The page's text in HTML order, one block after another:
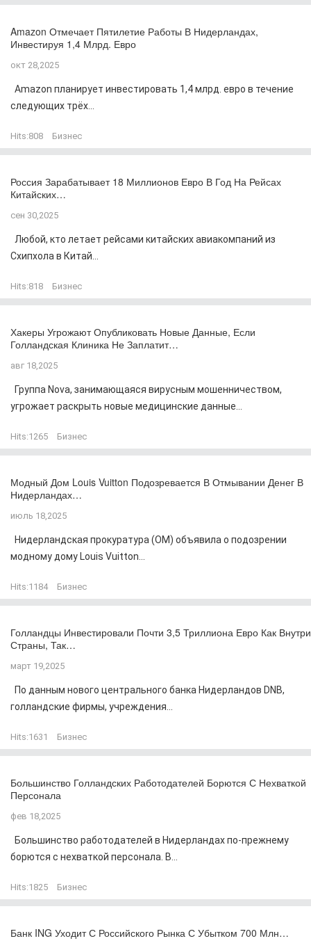
Amazon Отмечает Пятилетие Работы В Нидерландах,
Инвестируя 1,4 Млрд. Евро
окт 28,2025
Amazon планирует инвестировать 1,4 млрд. евро в течение
следующих трёх...
Hits:808 Бизнес
Россия Зарабатывает 18 Миллионов Евро В Год На Рейсах
Китайских…
сен 30,2025
Любой, кто летает рейсами китайских авиакомпаний из
Схипхола в Китай...
Hits:818 Бизнес
Хакеры Угрожают Опубликовать Новые Данные, Если
Голландская Клиника Не Заплатит…
авг 18,2025
Группа Nova, занимающаяся вирусным мошенничеством,
угрожает раскрыть новые медицинские данные...
Hits:1265 Бизнес
Модный Дом Louis Vuitton Подозревается В Отмывании Денег В
Нидерландах…
июль 18,2025
Нидерландская прокуратура (OM) объявила о подозрении
модному дому Louis Vuitton...
Hits:1184 Бизнес
Голландцы Инвестировали Почти 3,5 Триллиона Евро Как Внутри
Страны, Так…
март 19,2025
По данным нового центрального банка Нидерландов DNB,
голландские фирмы, учреждения...
Hits:1631 Бизнес
Большинство Голландских Работодателей Борются С Нехваткой
Персонала
фев 18,2025
Большинство работодателей в Нидерландах по-прежнему
борются с нехваткой персонала. В...
Hits:1825 Бизнес
Банк ING Уходит С Российского Рынка С Убытком 700 Млн…